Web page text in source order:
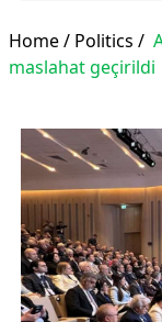
Home / Politics /
maslahat geçirildi